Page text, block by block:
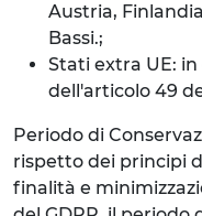
Austria,
Bassi.;
Stati extra UE: in
dell'articolo 49
Periodo di
rispetto dei principi
finalità e